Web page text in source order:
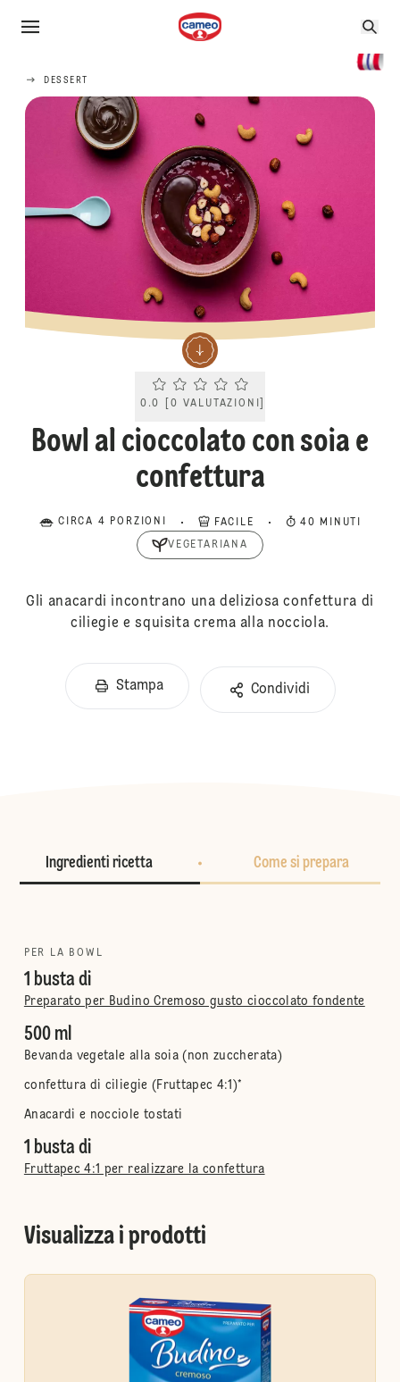
DESSERT
Current rating 0.0. Click to rate.
0.0 0 VALUTAZIONI
Bowl al cioccolato con soia e
confettura
CIRCA 4 PORZIONI FACILE 40 MINUTI
VEGETARIANA
Gli anacardi incontrano una deliziosa confettura di
ciliegie e squisita crema alla nocciola.
Stampa Condividi
Ingredienti ricetta Come si prepara
PER LA BOWL
1 busta di
Preparato per Budino Cremoso gusto cioccolato fondente
500 ml
Bevanda vegetale alla soia (non zuccherata)
confettura di ciliegie (Fruttapec 4:1)*
Anacardi e nocciole tostati
1 busta di
Fruttapec 4:1 per realizzare la confettura
Visualizza i prodotti